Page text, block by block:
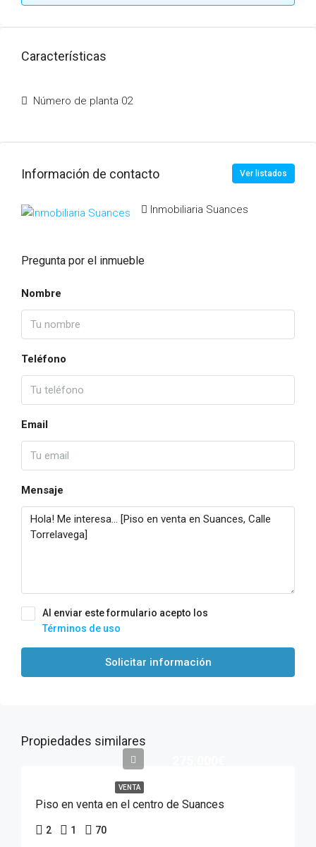
Características
Número de planta 02
Información de contacto Ver listados
Inmobiliaria Suances
Pregunta por el inmueble
Nombre
Teléfono
Email
Mensaje
Al enviar este formulario acepto los
Términos de uso
Solicitar información
Propiedades similares
VENTA
Piso en venta en el centro de Suances
2 1 70